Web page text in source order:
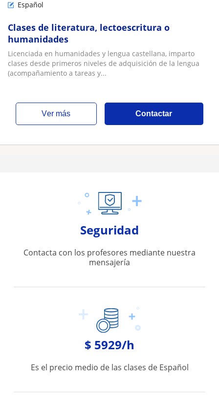
Español
Clases de literatura, lectoescritura o
humanidades
Licenciada en humanidades y lengua castellana, imparto
clases desde primeros niveles de adquisición de la lengua
(acompañamiento a tareas y...
ver más Contactar
Seguridad
Contacta con los profesores mediante nuestra
mensajería
$ 5929/h
Es el precio medio de las clases de Español